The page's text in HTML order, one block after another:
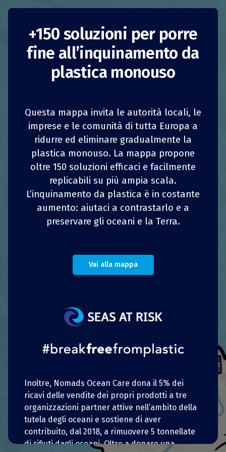
Tavole da surf
ecologiche
Francia
Riduzione del consumo
Riduzione del consumo
Sensibilizzazione Imprese
Imprese
Nel 2018, un gruppo di tre surfisti sensibili alle
tematiche ambientali ha avviato un’attività di
produzione di tavole da surf ecologiche
realizzare prodotti e accessori per il surf
sostenibili, al fine di contribuire alla tutela delle
realizzati con oggetti che altrimenti sarebbero
stati gettati via quali, per citarne alcuni,
plastica riciclata proveniente dall’industria
Inoltre, Nomads Ocean Care dona il 5% dei
ricavi delle vendite dei propri prodotti a tre
organizzazioni partner attive nell’ambito della
tutela degli oceani e sostiene di aver
contribuito, dal 2018, a rimuovere 5 tonnellate
di rifiuti dagli oceani. Oltre a donare una
1 CONDIVIDI z CONDIVIDI
4 CONDIVIDI CONDIVIDI
+150 soluzioni per porre
fine all’inquinamento da
plastica monouso
Questa mappa invita le autorità locali, le
imprese e le comunità di tutta Europa a
ridurre ed eliminare gradualmente la
plastica monouso. La mappa propone
oltre 150 soluzioni efficaci e facilmente
replicabili su più ampia scala.
L’inquinamento da plastica è in costante
aumento: aiutaci a contrastarlo e a
preservare gli oceani e la Terra.
Vai alla mappa
1 CONDIVIDI z CONDIVIDI
4 CONDIVIDI CONDIVIDI